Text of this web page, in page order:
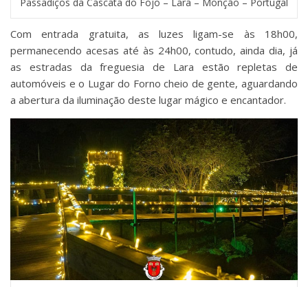
Com entrada gratuita, as luzes ligam-se às 18h00,
permanecendo acesas até às 24h00, contudo, ainda dia, já
as estradas da freguesia de Lara estão repletas de
automóveis e o Lugar do Forno cheio de gente, aguardando
a abertura da iluminação deste lugar mágico e encantador.